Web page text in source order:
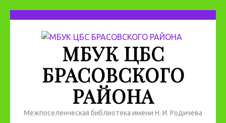
МБУК ЦБС
БРАСОВСКОГО
РАЙОНА
Межпоселенческая библиотека имени Н. И. Родичева